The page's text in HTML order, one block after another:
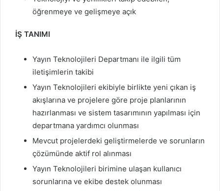
öğrenmeye ve gelişmeye açık
İŞ TANIMI
Yayın Teknolojileri Departmanı ile ilgili tüm
iletişimlerin takibi
Yayın Teknolojileri ekibiyle birlikte yeni çıkan iş
akışlarına ve projelere göre proje planlarının
hazırlanması ve sistem tasarımının yapılması için
departmana yardımcı olunması
Mevcut projelerdeki geliştirmelerde ve sorunların
çözümünde aktif rol alınması
Yayın Teknolojileri birimine ulaşan kullanıcı
sorunlarına ve ekibe destek olunması